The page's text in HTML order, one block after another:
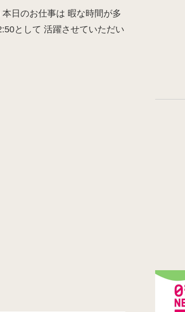
日のお仕事は 暇な時間が多
として 活躍させていただい